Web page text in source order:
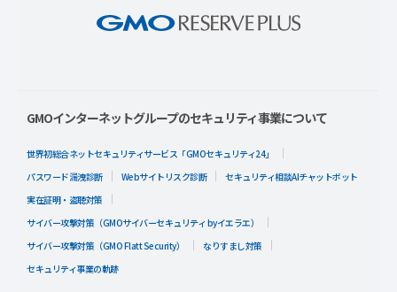
GMOインターネットグループのセキュリティ事業について
世界初総合ネットセキュリティサービス「GMOセキュリティ24」
パスワード漏洩診断
Webサイトリスク診断
セキュリティ相談AIチャットボット
実在証明・盗聴対策
サイバー攻撃対策（GMOサイバーセキュリティ byイエラエ）
サイバー攻撃対策（GMO Flatt Security）
なりすまし対策
セキュリティ事業の軌跡